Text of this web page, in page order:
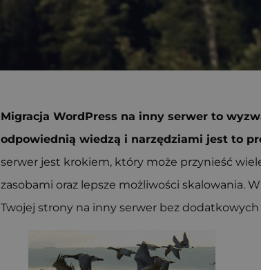
Migracja WordPress na inny serwer to
odpowiednią wiedzą i narzędziami jest to
serwer jest krokiem, który może przynieść
zasobami oraz lepsze możliwości skalowania.
Twojej strony na inny serwer bez dodatkowych